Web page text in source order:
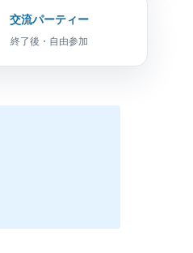
交流パーティー
終了後・自由参加